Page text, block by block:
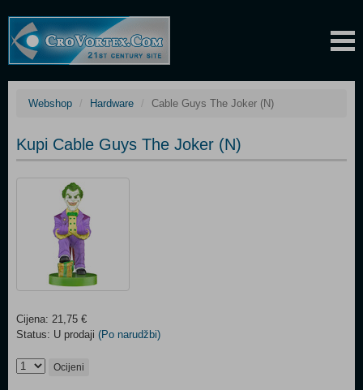
Webshop Hardware Cable Guys The Joker (N)
Kupi Cable Guys The Joker (N)
Cijena: 21,75 €
Status: U prodaji (Po narudžbi)
Ocijeni